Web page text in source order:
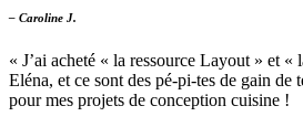
– Caroline J.
« J’ai acheté « la ressource Layout » et «
Eléna, et ce sont des pé-pi-tes de gain de
pour mes projets de conception cuisine !